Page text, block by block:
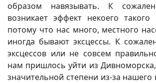
образом навязывать. К
возникает эффект некоего такого
потому что нас много, местного
иногда бывают эксцессы. К
эксцессов или не совсем
нам пришлось уйти из
значительной степени из-за нашего